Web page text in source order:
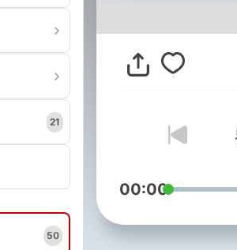
21
50
00:00